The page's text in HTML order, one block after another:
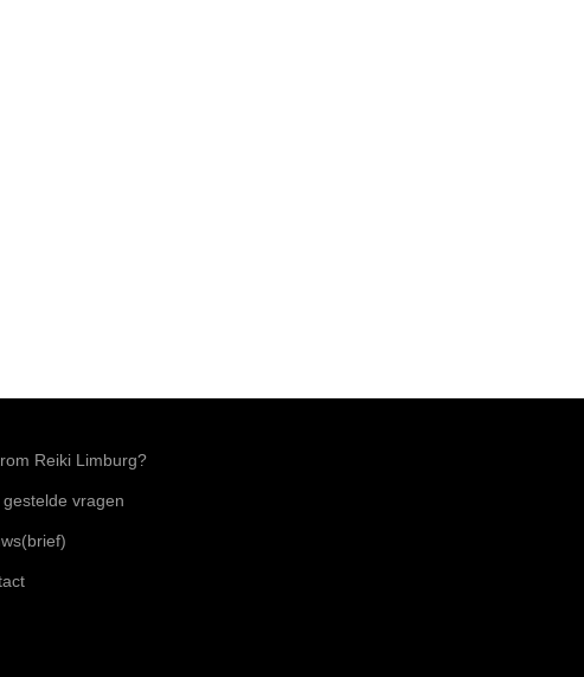
Reiki Limburg?
gestelde vragen